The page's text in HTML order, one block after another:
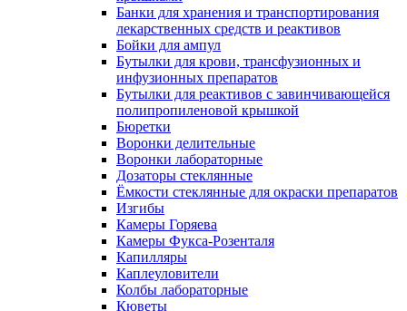
Банки для хранения и транспортирования
лекарственных средств и реактивов
Бойки для ампул
Бутылки для крови, трансфузионных и
инфузионных препаратов
Бутылки для реактивов с завинчивающейся
полипропиленовой крышкой
Бюретки
Воронки делительные
Воронки лабораторные
Дозаторы стеклянные
Ёмкости стеклянные для окраски препаратов
Изгибы
Камеры Горяева
Камеры Фукса-Розенталя
Капилляры
Каплеуловители
Колбы лабораторные
Кюветы